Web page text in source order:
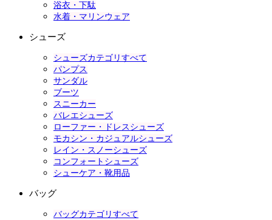
浴衣・下駄
水着・マリンウェア
シューズ
シューズカテゴリすべて
パンプス
サンダル
ブーツ
スニーカー
バレエシューズ
ローファー・ドレスシューズ
モカシン・カジュアルシューズ
レイン・スノーシューズ
コンフォートシューズ
シューケア・靴用品
バッグ
バッグカテゴリすべて